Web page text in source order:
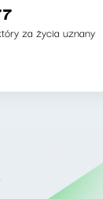
za życia uznany